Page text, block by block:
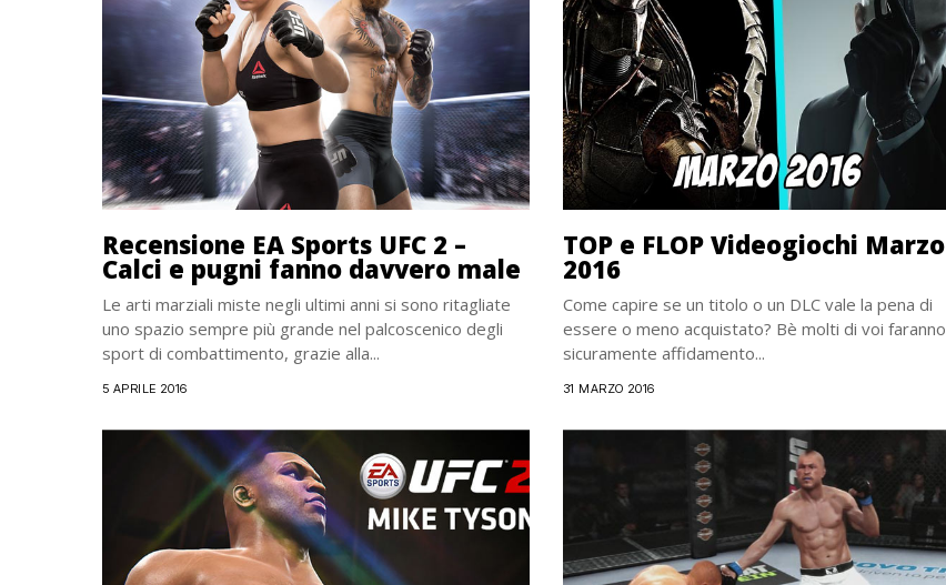
Recensione EA Sports UFC 2 –
Calci e pugni fanno davvero male
Le arti marziali miste negli ultimi anni si sono ritagliate
uno spazio sempre più grande nel palcoscenico degli
sport di combattimento, grazie alla...
5 APRILE 2016
TOP e FLOP Videogiochi Marzo
2016
Come capire se un titolo o un DLC vale la pena di
essere o meno acquistato? Bè molti di voi faranno
sicuramente affidamento...
31 MARZO 2016